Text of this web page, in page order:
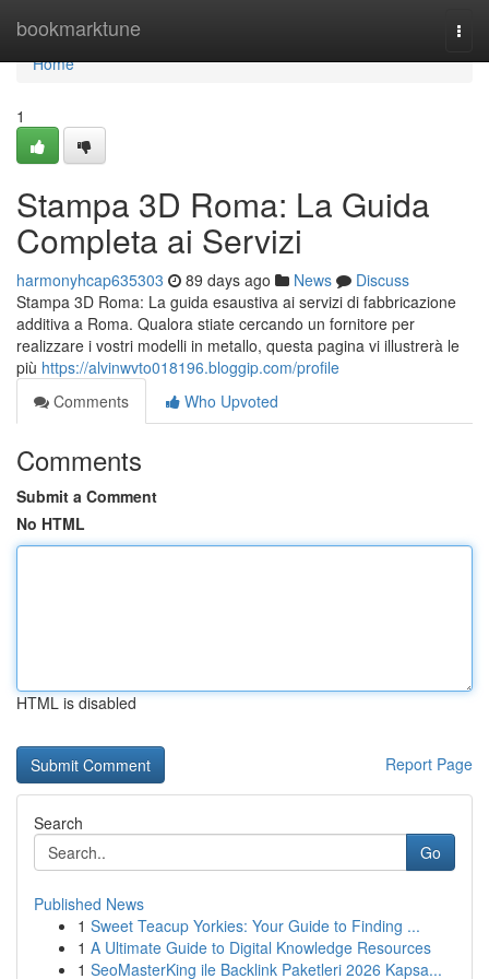
bookmarktune
Home
Home
1
Stampa 3D Roma: La Guida
Completa ai Servizi
harmonyhcap635303 89 days ago News
Discuss
Stampa 3D Roma: La guida esaustiva ai servizi di fabbricazione
additiva a Roma. Qualora stiate cercando un fornitore per
realizzare i vostri modelli in metallo, questa pagina vi illustrerà le
più https://alvinwvto018196.bloggip.com/profile
Comments
Who Upvoted
Comments
Submit a Comment
No HTML
HTML is disabled
Report Page
Search
Go
Published News
1 Sweet Teacup Yorkies: Your Guide to Finding ...
1 A Ultimate Guide to Digital Knowledge Resources
1 SeoMasterKing ile Backlink Paketleri 2026 Kapsa...